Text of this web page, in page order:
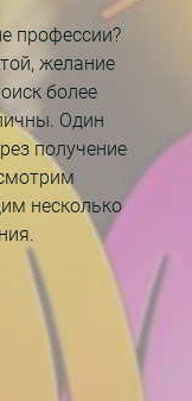
профессии?
желание
более
Один
получение
несколько